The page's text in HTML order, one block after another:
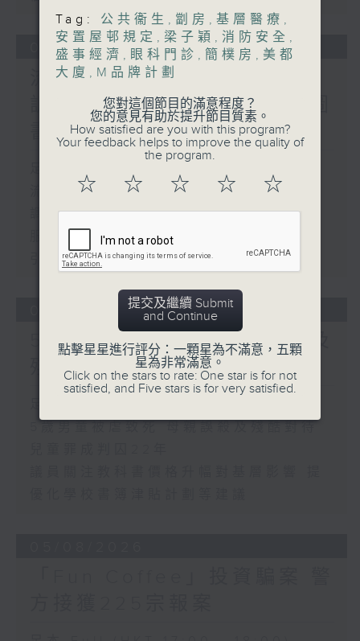
07/08/2026
流動圖書館使用人數參差 申
訴專員主動調查康文署三項圖
書館服務
流動圖書館使用人數參差 申訴專員主動
調查康文署三項圖書館服務
服務業總工會公布《預防工作時中暑指
引》執行情況調查結果
06/08/2026
5歲男童被虐致死 母親誤殺及
殘酷對待兒童罪成判囚22年
Tag: 公共衞生 , 劏房 , 基層醫療 ,
安置屋邨規定 , 梁子穎 , 消防安全 ,
盛事經濟 , 眼科門診 , 簡樸房 , 美都
大廈 , M品牌計劃
您對這個節目的滿意程度？
您的意見有助於提升節目質素。
How satisfied are you with this program?
Your feedback helps to improve the quality of
the program.
☆ ☆ ☆ ☆ ☆
提交及繼續 Submit
and Continue
點擊星星進行評分：一顆星為不滿意，五顆
星為非常滿意。
Click on the stars to rate: One star is for not
satisfied, and Five stars is for very satisfied.